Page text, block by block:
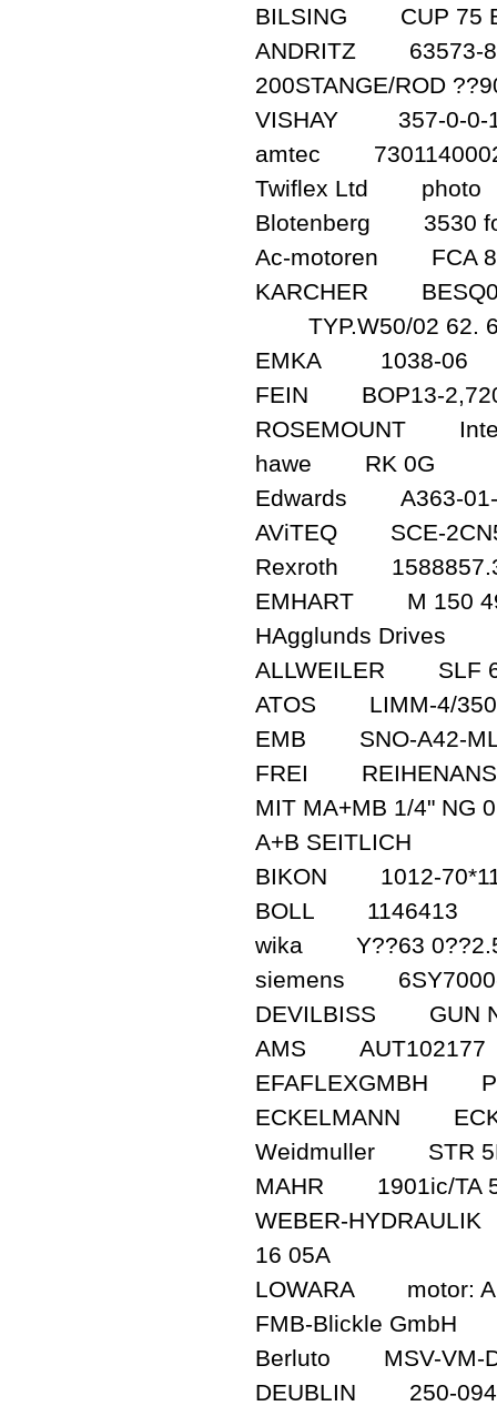
BILSING CUP 75
ANDRITZ 63573-
200STANGE/ROD
VISHAY 357-0-0-
amtec
Twiflex Ltd photo
Blotenberg 3530
Ac-motoren FCA
KARCHER
TYP.W50/02 62.
EMKA 1038-06
FEIN BOP13-
ROSEMOUNT
hawe RK 0G
Edwards A363-01-
AViTEQ SCE-
Rexroth
EMHART M 150
HAgglunds Drives
ALLWEILER SLF
ATOS LIMM-4/
EMB SNO-A42-
FREI
MIT MA+MB 1/4" NG
A+B SEITLICH
BIKON 1012-
BOLL 1146413
wika Y??63
siemens 6SY7000-
DEVILBISS GUN
AMS AUT102177
EFAFLEXGMBH
ECKELMANN
Weidmuller STR
MAHR 1901ic/TA
WEBER-
16 05A
LOWARA motor:
FMB-Blickle GmbH
Berluto MSV-VM-
DEUBLIN 250-094-